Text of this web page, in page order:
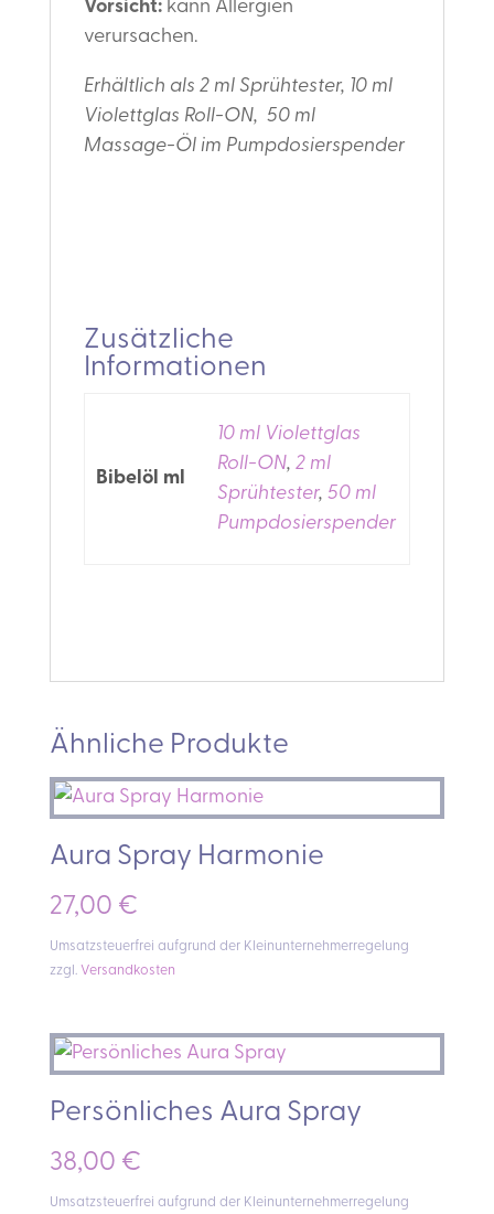
Vorsicht:kann Allergien
verursachen.
Erhältlich als 2 ml Sprühtester, 10 ml
Violettglas Roll-ON, 50 ml
Massage-Öl im Pumpdosierspender
Zusätzliche
Informationen
Bibelöl ml
10 ml Violettglas
Roll-ON,2 ml
Sprühtester,50 ml
Pumpdosierspender
Ähnliche Produkte
Aura Spray Harmonie
27,00 €
Umsatzsteuerfrei aufgrund der Kleinunternehmerregelung
zzgl. Versandkosten
Persönliches Aura Spray
38,00 €
Umsatzsteuerfrei aufgrund der Kleinunternehmerregelung